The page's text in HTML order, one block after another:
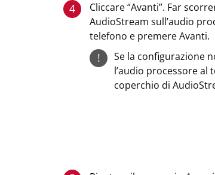
4
Cliccare “Avanti”. Far
AudioStream sull’audio
telefono e premere Avanti.
!
Se la configurazione
l’audio processore
coperchio di